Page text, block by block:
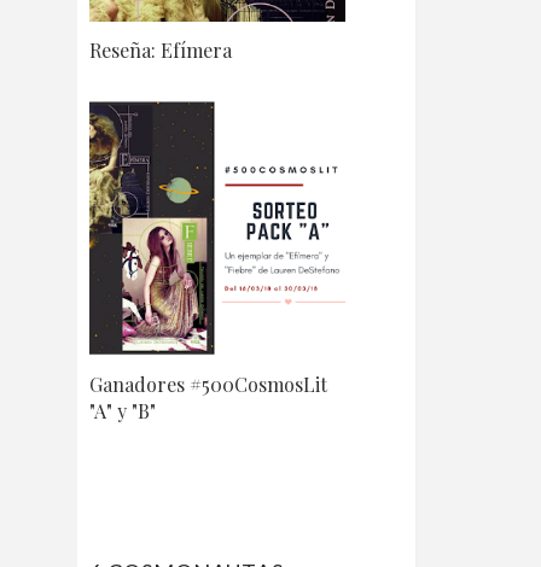
Reseña: Efímera
Ganadores #500CosmosLit
"A" y "B"